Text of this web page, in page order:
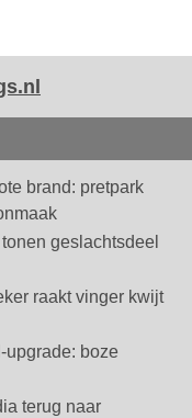
brand: pretpark
geslachtsdeel
raakt vinger kwijt
upgrade: boze
terug naar